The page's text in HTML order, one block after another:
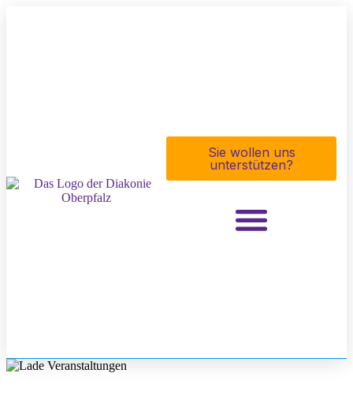
Sie wollen uns
unterstützen?